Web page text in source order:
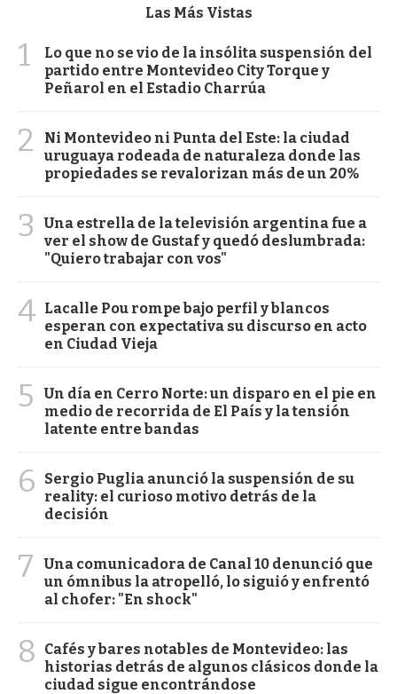
Las Más Vistas
1
Lo que no se vio de la insólita suspensión del
partido entre Montevideo City Torque y
Peñarol en el Estadio Charrúa
2
Ni Montevideo ni Punta del Este: la ciudad
uruguaya rodeada de naturaleza donde las
propiedades se revalorizan más de un 20%
3
Una estrella de la televisión argentina fue a
ver el show de Gustaf y quedó deslumbrada:
"Quiero trabajar con vos"
4 Lacalle Pou rompe bajo perfil y blancos
esperan con expectativa su discurso en acto
en Ciudad Vieja
5
Un día en Cerro Norte: un disparo en el pie en
medio de recorrida de El País y la tensión
latente entre bandas
6
Sergio Puglia anunció la suspensión de su
reality: el curioso motivo detrás de la
decisión
7
Una comunicadora de Canal 10 denunció que
un ómnibus la atropelló, lo siguió y enfrentó
al chofer: "En shock"
8
Cafés y bares notables de Montevideo: las
historias detrás de algunos clásicos donde la
ciudad sigue encontrándose